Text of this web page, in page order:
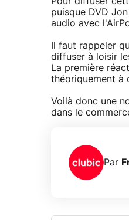
puisque DVD
audio avec
Il faut rappeler
diffuser à loisir
La première
théoriquement à
Voilà donc une
dans le
Par